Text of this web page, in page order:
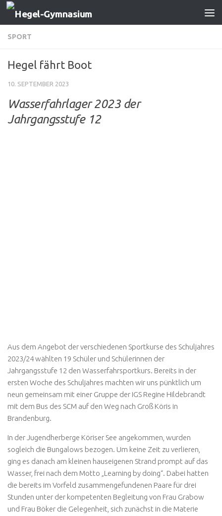
Zum Inhalt springen
SPORT
Hegel fährt Boot
10. SEPTEMBER 2023
Wasserfahrlager 2023 der
Jahrgangsstufe 12
Aus dem Angebot der verschiedenen Sportkurse des Schuljahres
2023/24 wählten 19 Schüler und Schülerinnen der
Jahrgangsstufe 12 den Wasserfahrsportkurs. Bereits in der
ersten Woche des Schuljahres machten wir uns pünktlich um
neun gemeinsam mit einer Gruppe der IGS Regine Hildebrandt
mit dem Bus des SCM auf den Weg nach Groß Köris in
Brandenburg.
In der Jugendherberge Köriser See angekommen, wurden
sogleich die Bungalows bezogen. Um keine Zeit zu verlieren,
ging es danach am kleinen hauseigenen Strand prompt auf das
Wasser, frei nach dem Motto „Learning by doing“. Dabei hatten
die bereits im Vorfeld zusammengefundenen Paare für drei
Stunden unter der kompetenten Begleitung von Frau Grabow
und Frau Böker die Gelegenheit, sich zunächst in die Materie